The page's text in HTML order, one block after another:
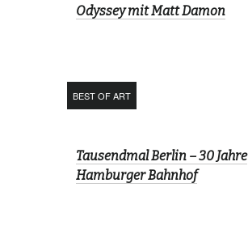
Odyssey mit Matt Damon
BEST OF ART
Tausendmal Berlin – 30 Jahre
Hamburger Bahnhof